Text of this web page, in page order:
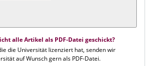
alle Artikel als PDF-Datei geschickt?
die Universität lizenziert hat, senden wir
auf Wunsch gern als PDF-Datei.